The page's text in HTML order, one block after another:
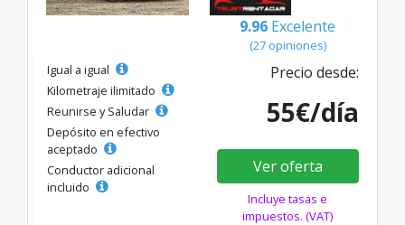
9.96 Excelente
(27 opiniones)
Igual a igual
Kilometraje ilimitado
Reunirse y Saludar
Depósito en efectivo
aceptado
Conductor adicional
incluido
Precio desde:
55€/día
Ver oferta
Incluye tasas e
impuestos. (VAT)